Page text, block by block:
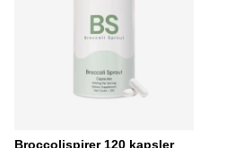
Broccolispirer 120 kapsler